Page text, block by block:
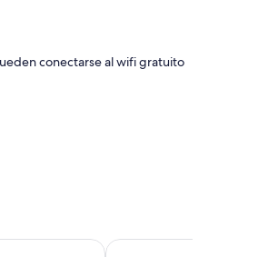
conectarse al wifi gratuito
o sillas de oficina.Criterion Hotel Napier